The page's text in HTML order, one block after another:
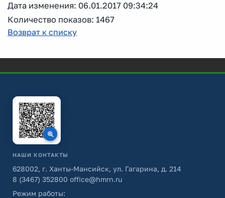
Дата изменения: 06.01.2017 09:34:24
Количество показов: 1467
Возврат к списку
НАШИ КОНТАКТЫ
628002, г. Ханты-Мансийск, ул. Гагарина, д. 214
8 (3467) 352800 office@hmrn.ru
Режим работы: